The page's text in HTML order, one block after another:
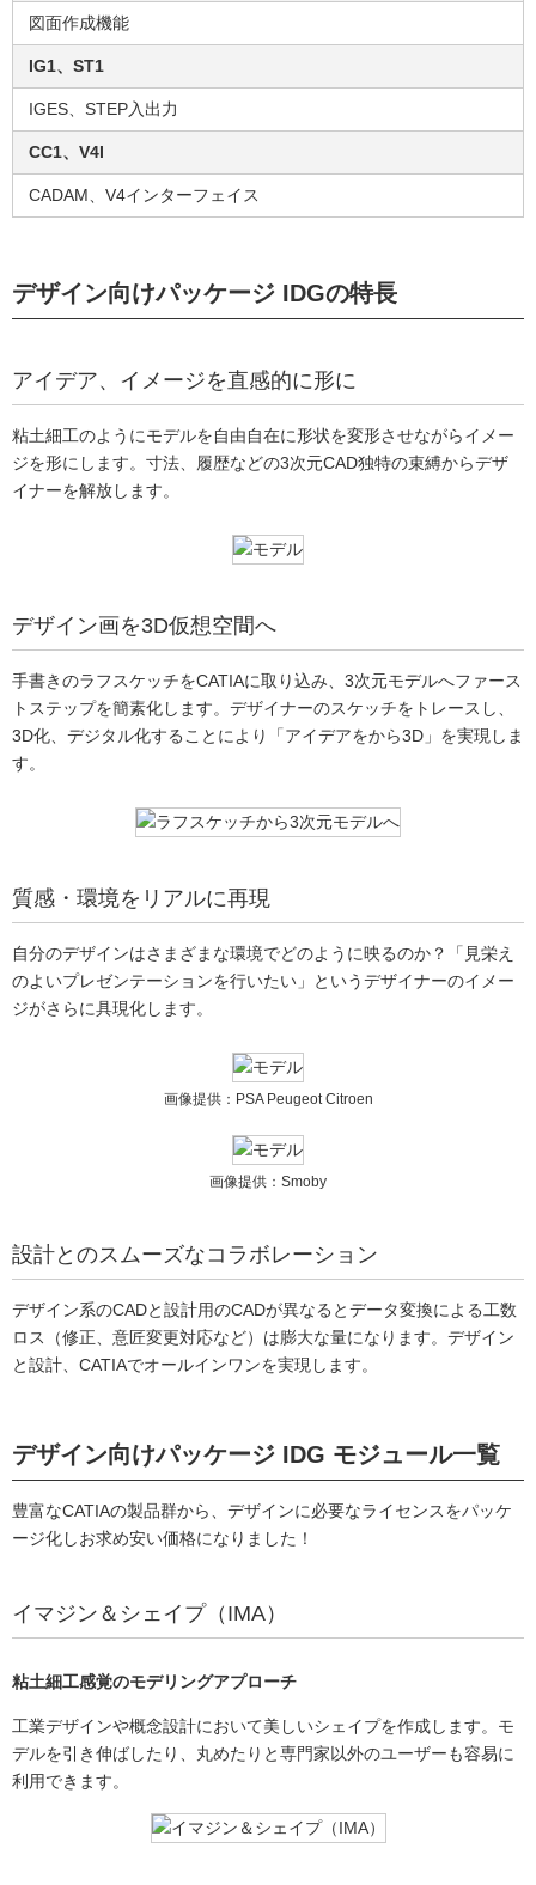
図面作成機能
IG1、ST1
IGES、STEP入出力
CC1、V4I
CADAM、V4インターフェイス
デザイン向けパッケージ IDGの特長
アイデア、イメージを直感的に形に
粘土細工のようにモデルを自由自在に形状を変形させながらイメー
ジを形にします。寸法、履歴などの3次元CAD独特の束縛からデザ
イナーを解放します。
デザイン画を3D仮想空間へ
手書きのラフスケッチをCATIAに取り込み、3次元モデルへファース
トステップを簡素化します。デザイナーのスケッチをトレースし、
3D化、デジタル化することにより「アイデアをから3D」を実現しま
す。
質感・環境をリアルに再現
自分のデザインはさまざまな環境でどのように映るのか？「見栄え
のよいプレゼンテーションを行いたい」というデザイナーのイメー
ジがさらに具現化します。
画像提供：PSA Peugeot Citroen
画像提供：Smoby
設計とのスムーズなコラボレーション
デザイン系のCADと設計用のCADが異なるとデータ変換による工数
ロス（修正、意匠変更対応など）は膨大な量になります。デザイン
と設計、CATIAでオールインワンを実現します。
デザイン向けパッケージ IDG モジュール一覧
豊富なCATIAの製品群から、デザインに必要なライセンスをパッケ
ージ化しお求め安い価格になりました！
イマジン＆シェイプ（IMA）
粘土細工感覚のモデリングアプローチ
工業デザインや概念設計において美しいシェイプを作成します。モ
デルを引き伸ばしたり、丸めたりと専門家以外のユーザーも容易に
利用できます。